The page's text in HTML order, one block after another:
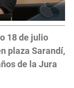
18 de julio
plaza Sarandí,
de la Jura